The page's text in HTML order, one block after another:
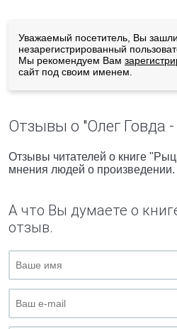
Уважаемый посетитель, Вы
незарегистрированный
Мы рекомендуем Вам
сайт под своим именем.
Отзывы о "Олег Говда
Отзывы читателей о книге
мнения людей о произведении.
А что Вы думаете о
отзыв.